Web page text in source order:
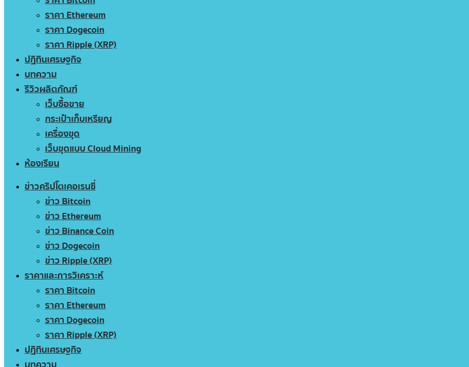
ราคา Ethereum
ราคา Dogecoin
ราคา Ripple (XRP)
ปฏิทินเศรษฐกิจ
บทความ
รีวิวผลิตภัณฑ์
เว็บซื้อขาย
กระเป๋าเก็บเหรียญ
เครื่องขุด
เว็บขุดแบบ Cloud Mining
ห้องเรียน
ข่าวคริปโตเคอเรนซี่
ข่าว Bitcoin
ข่าว Ethereum
ข่าว Binance Coin
ข่าว Dogecoin
ข่าว Ripple (XRP)
ราคาและการวิเคราะห์
ราคา Bitcoin
ราคา Ethereum
ราคา Dogecoin
ราคา Ripple (XRP)
ปฏิทินเศรษฐกิจ